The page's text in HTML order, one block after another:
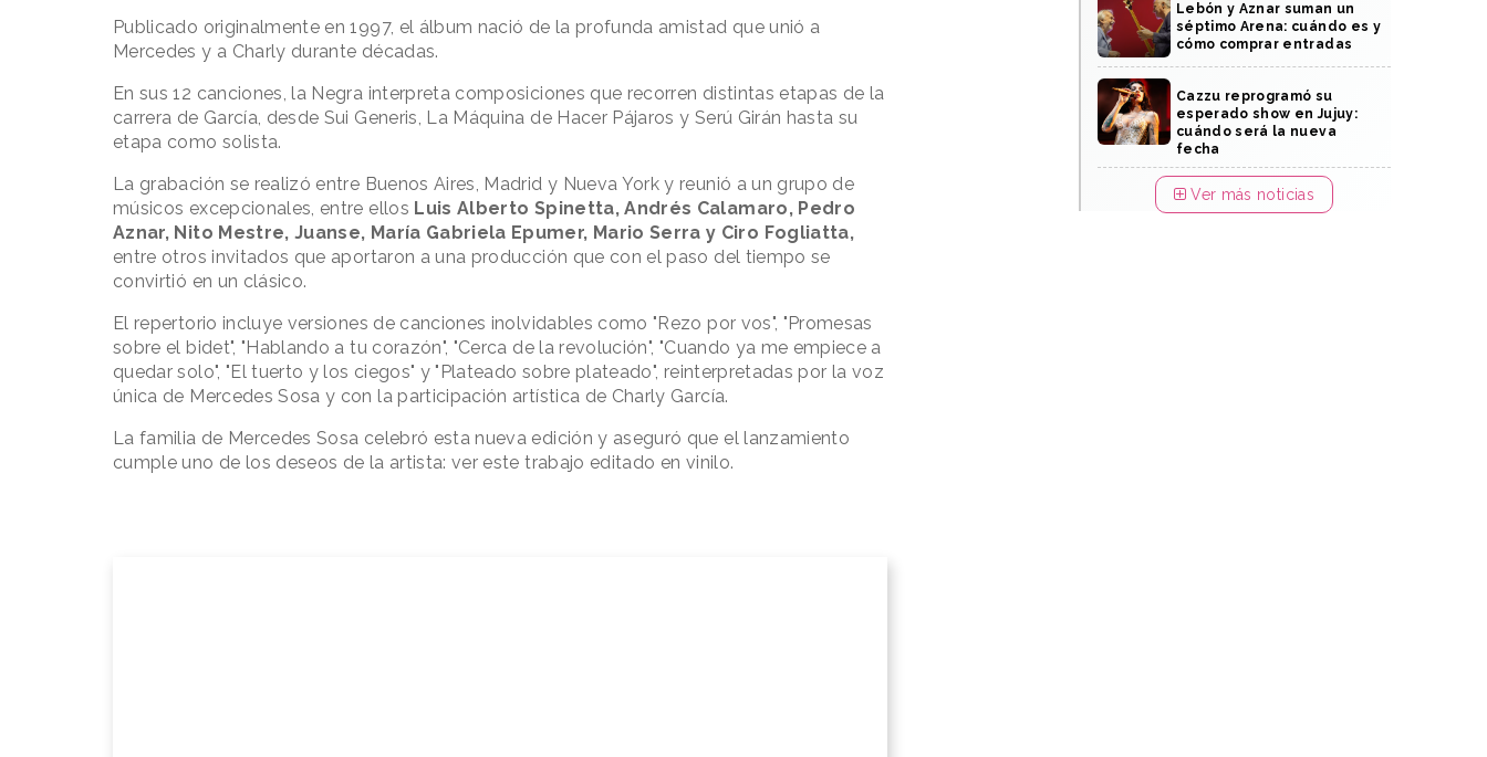
Publicado originalmente en 1997, el álbum nació de la profunda amistad que unió a
Mercedes y a Charly durante décadas.
En sus 12 canciones, la Negra interpreta composiciones que recorren distintas etapas de la
carrera de García, desde Sui Generis, La Máquina de Hacer Pájaros y Serú Girán hasta su
etapa como solista.
La grabación se realizó entre Buenos Aires, Madrid y Nueva York y reunió a un grupo de
músicos excepcionales, entre ellos Luis Alberto Spinetta, Andrés Calamaro, Pedro
Aznar, Nito Mestre, Juanse, María Gabriela Epumer, Mario Serra y Ciro Fogliatta,
entre otros invitados que aportaron a una producción que con el paso del tiempo se
convirtió en un clásico.
El repertorio incluye versiones de canciones inolvidables como "Rezo por vos", "Promesas
sobre el bidet", "Hablando a tu corazón", "Cerca de la revolución", "Cuando ya me empiece a
quedar solo", "El tuerto y los ciegos" y "Plateado sobre plateado", reinterpretadas por la voz
única de Mercedes Sosa y con la participación artística de Charly García.
La familia de Mercedes Sosa celebró esta nueva edición y aseguró que el lanzamiento
cumple uno de los deseos de la artista: ver este trabajo editado en vinilo.
Lebón y Aznar suman un
séptimo Arena: cuándo es y
cómo comprar entradas
Cazzu reprogramó su
esperado show en Jujuy:
cuándo será la nueva
fecha
Ver más noticias